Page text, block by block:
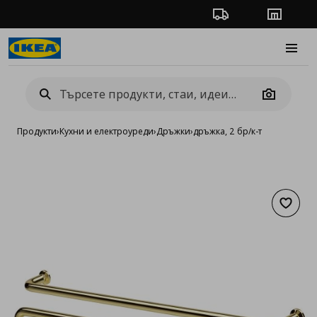
Проследяване на
Camera
Продукти›Кухни и електроуреди›Дръжки›дръжка, 2 бр/к-т